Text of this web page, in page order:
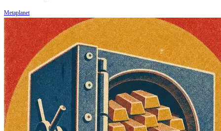
Metaplanet